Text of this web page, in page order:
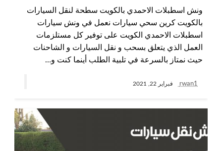
ونش اسطبلات الاحمدي بالكويت سطحة لنقل السيارات
بالكويت كرين سحي سيارات نعمل في ونش سيارات
اسطبلات الاحمدي الكويت على توفير كل مستلزمات
العمل الذي يتعلق بسحب و نقل السيارات و الشاحنات
حيث نمتاز بالسرعة في تلبية الطلب أينما كنت و…
rwan1 فبراير 22, 2021